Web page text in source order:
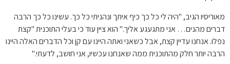
מאוריסיו הגיב, "היה לי כל כך כיף איתך ונהניתי כל כך. עשינו כל כך הרבה
דברים מהנים… אני מתגעגע אליך." הוא ציין עוד כי בעלי התוכנית "קצת
נפלו. אנחנו עדיין קצת, אבל כשאני ואתה היינו עם קן וכל הדברים האלה היינו
הרבה יותר חלק מהתוכנית ממה שאנחנו עכשיו, אני חושב, לדעתי."